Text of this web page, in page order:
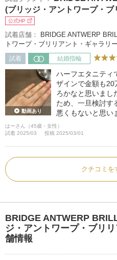
(ブリッジ・アントワープ・
公式HP
試着店舗：
BRIDGE ANTWERP
トワープ・ブリリアント・ギャラリ
試着 結婚指輪
動画あり
ハーフエタニティ
ザインで金額も20
ろかなと思いまし
ため、一旦検討す
悪くもないと思い
はーさん（45歳・女性）
試着 2025/03
投稿 2025/03/01
クチコミを
BRIDGE ANTWERP
ジ・アントワープ・ブリ
舗情報